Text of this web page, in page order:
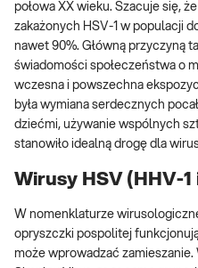
połowa XX wieku. Szacuje się,
zakażonych HSV-1 w populacji
nawet 90%. Główną przyczyną
świadomości społeczeństwa o
wczesna i powszechna
była wymiana serdecznych
dziećmi, używanie wspólnych
stanowiło idealną drogę dla
Wirusy HSV (HHV-1
W nomenklaturze
opryszczki pospolitej
może wprowadzać